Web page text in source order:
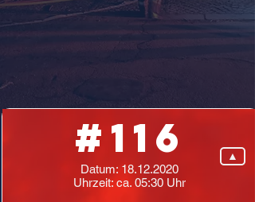
Datum: 18.12.2020
Uhrzeit: ca. 05:30 Uhr
#116 ▲